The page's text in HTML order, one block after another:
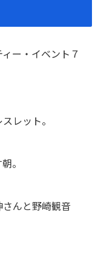
ー・イベント７
レット。
。
んと野崎観音